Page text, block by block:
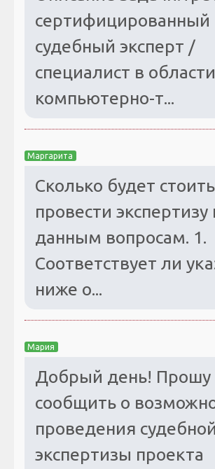
сертифицированный
судебный эксперт /
специалист в области
компьютерно-т...
Маргарита
Сколько будет стоить
провести экспертизу
данным вопросам. 1.
Соответствует ли
ниже о...
Мария
Добрый день! Прошу
сообщить о
проведения судебной
экспертизы проекта